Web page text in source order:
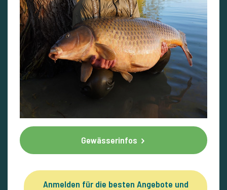
Gewässerinfos
Anmelden für die besten Angebote und